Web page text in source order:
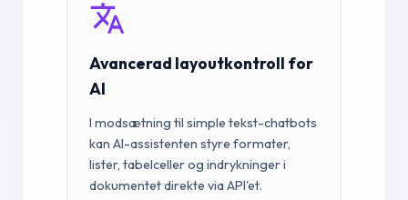
Avancerad layoutkontroll for
AI
I modsætning til simple tekst-chatbots
kan AI-assistenten styre formater,
lister, tabelceller og indrykninger i
dokumentet direkte via API'et.